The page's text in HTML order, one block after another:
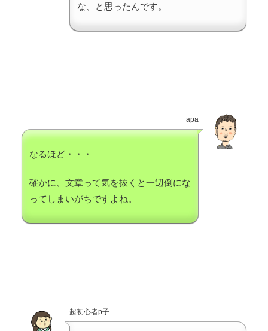
な、と思ったんです。
apa
なるほど・・・
確かに、文章って気を抜くと一辺倒にな
ってしまいがちですよね。
超初心者p子